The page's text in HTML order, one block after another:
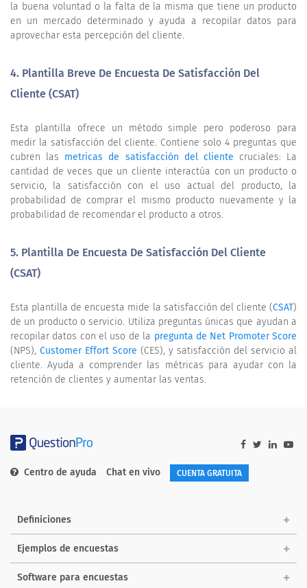
la buena voluntad o la falta de la misma que tiene un producto
en un mercado determinado y ayuda a recopilar datos para
aprovechar esta percepción del cliente.
4. Plantilla Breve De Encuesta De Satisfacción Del
Cliente (CSAT)
Esta plantilla ofrece un método simple pero poderoso para
medir la satisfacción del cliente. Contiene solo 4 preguntas que
cubren las metricas de satisfacción del cliente cruciales: La
cantidad de veces que un cliente interactúa con un producto o
servicio, la satisfacción con el uso actual del producto, la
probabilidad de comprar el mismo producto nuevamente y la
probabilidad de recomendar el producto a otros.
5. Plantilla De Encuesta De Satisfacción Del Cliente
(CSAT)
Esta plantilla de encuesta mide la satisfacción del cliente (CSAT)
de un producto o servicio. Utiliza preguntas únicas que ayudan a
recopilar datos con el uso de la pregunta de Net Promoter Score
(NPS), Customer Effort Score (CES), y satisfacción del servicio al
cliente. Ayuda a comprender las métricas para ayudar con la
retención de clientes y aumentar las ventas.
Centro de ayuda Chat en vivo CUENTA GRATUITA
Definiciones
Ejemplos de encuestas
Software para encuestas